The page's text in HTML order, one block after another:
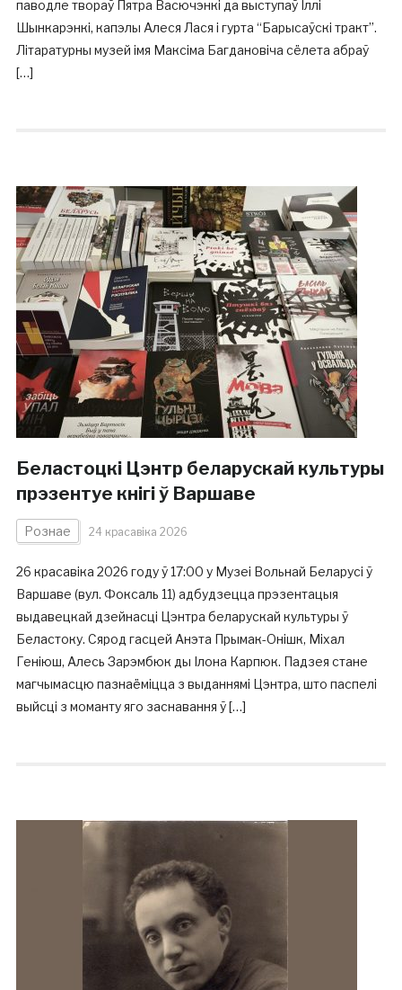
паводле твораў Пятра Васючэнкі да выступаў Іллі
Шынкарэнкі, капэлы Алеся Лася і гурта “Барысаўскі тракт”.
Літаратурны музей імя Максіма Багдановіча сёлета абраў
[…]
Беластоцкі Цэнтр беларускай культуры
прэзентуе кнігі ў Варшаве
Рознае 24 красавіка 2026
26 красавіка 2026 году ў 17:00 у Музеі Вольнай Беларусі ў
Варшаве (вул. Фоксаль 11) адбудзецца прэзентацыя
выдавецкай дзейнасці Цэнтра беларускай культуры ў
Беластоку. Сярод гасцей Анэта Прымак-Онішк, Міхал
Геніюш, Алесь Зарэмбюк ды Ілона Карпюк. Падзея стане
магчымасцю пазнаёміцца з выданнямі Цэнтра, што паспелі
выйсці з моманту яго заснавання ў […]